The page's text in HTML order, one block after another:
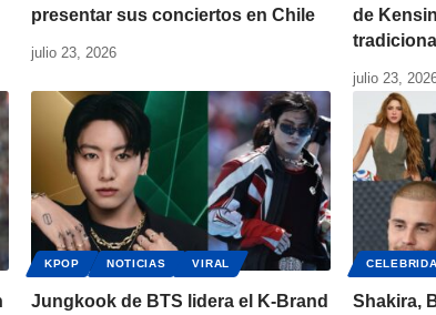
presentar sus conciertos en Chile
julio 23, 2026
de
julio 23,
KPOP NOTICIAS VIRAL
Jungkook de BTS lidera el K-Brand
Shakira,